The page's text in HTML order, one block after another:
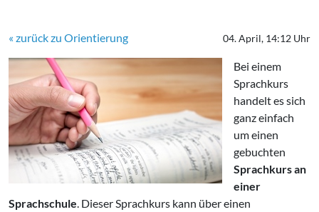
04. April, 14:12 Uhr
« zurück zu Orientierung
Bei einem
Sprachkurs
handelt es sich
ganz einfach
um einen
gebuchten
Sprachkurs an
einer
Sprachschule. Dieser Sprachkurs kann über einen